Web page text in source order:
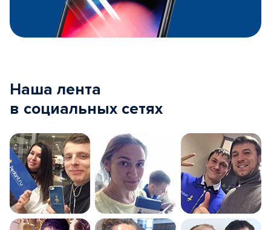
Наша лента
в социальных сетях